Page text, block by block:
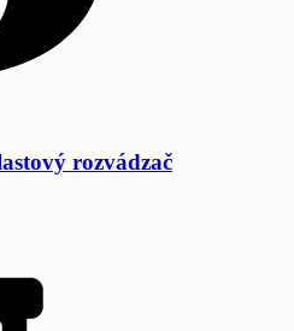
rozvádzač